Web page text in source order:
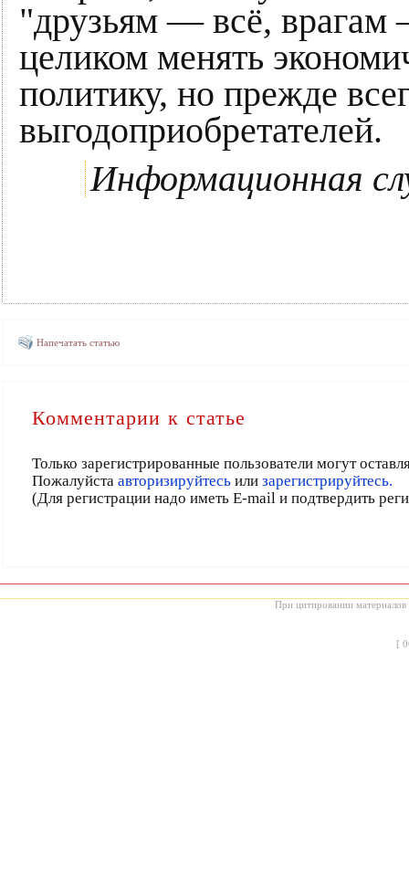
"друзьям — всё, врагам
целиком менять
политику, но прежде
выгодоприобретателей.
Информационная
Напечатать статью
Комментарии к статье
Только зарегистрированные пользователи могут
Пожалуйста авторизируйтесьили зарегистрируйтесь.
(Для регистрации надо иметь E-mail и подтвердить
При цитировании материалов
[